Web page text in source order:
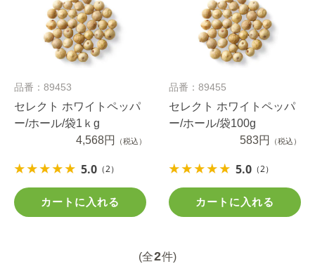
品番：89453
セレクト ホワイトペッパ
ー/ホール/袋1ｋg
4,568円
（税込）
5.0 （2）
カートに入れる
品番：89455
セレクト ホワイトペッパ
ー/ホール/袋100g
583円
（税込）
5.0 （2）
カートに入れる
(全2件)